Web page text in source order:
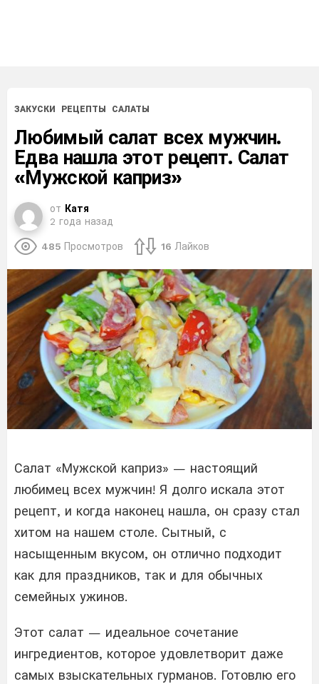
ЗАКУСКИ РЕЦЕПТЫ САЛАТЫ
Любимый салат всех мужчин.
Едва нашла этот рецепт. Салат
«Мужской каприз»
от Катя
2 года назад
485 Просмотров 16 Лайков
Салат «Мужской каприз» — настоящий
любимец всех мужчин! Я долго искала этот
рецепт, и когда наконец нашла, он сразу стал
хитом на нашем столе. Сытный, с
насыщенным вкусом, он отлично подходит
как для праздников, так и для обычных
семейных ужинов.
Этот салат — идеальное сочетание
ингредиентов, которое удовлетворит даже
самых взыскательных гурманов. Готовлю его